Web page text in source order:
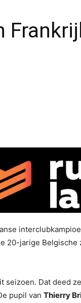
20-jarige
seizoen. Dat deed
pupil van Thierry